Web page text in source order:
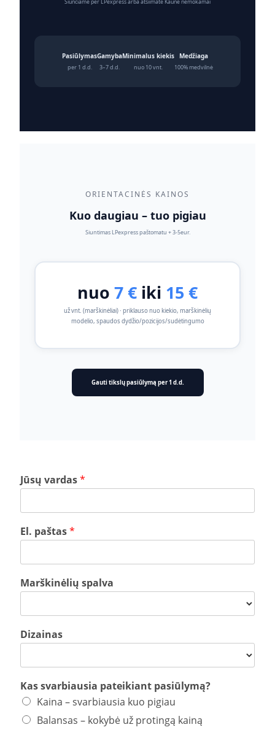
Siunčiame per LPexpress arba atsiimate Kaune nemokamai
Pasiūlymas
per 1 d.d.
Gamyba
3–7 d.d.
Minimalus kiekis
nuo 10 vnt.
Medžiaga
100% medvilnė
ORIENTACINĖS KAINOS
Kuo daugiau – tuo pigiau
Siuntimas LPexpress paštomatu + 3-5eur.
nuo 7 € iki 15 €
už vnt. (marškinėliai) · priklauso nuo kiekio, marškinėlių
modelio, spaudos dydžio/pozicijos/sudėtingumo
Gauti tikslų pasiūlymą per 1 d.d.
Jūsų vardas*
El. paštas*
Marškinėlių spalva
Dizainas
Kas svarbiausia pateikiant pasiūlymą?
Kaina – svarbiausia kuo pigiau
Balansas – kokybė už protingą kainą